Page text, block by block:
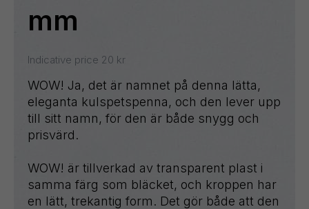
mm
Indicative price 20 kr
WOW! Ja, det är namnet på denna lätta,
eleganta kulspetspenna, och den lever upp
till sitt namn, för den är både snygg och
prisvärd.
WOW! är tillverkad av transparent plast i
samma färg som bläcket, och kroppen har
en lätt, trekantig form. Det gör både att den